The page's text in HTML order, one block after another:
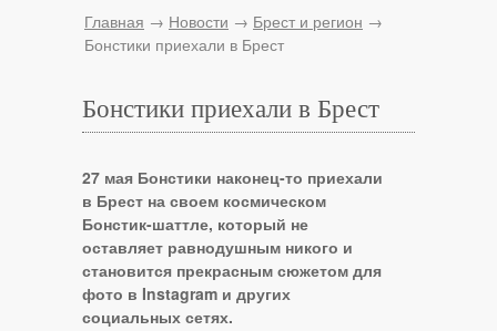
Главная → Новости → Брест и регион →
Бонстики приехали в Брест
Бонстики приехали в Брест
​27 мая Бонстики наконец-то приехали
в Брест на своем космическом
Бонстик-шаттле, который не
оставляет равнодушным никого и
становится прекрасным сюжетом для
фото в Instagram и других
социальных сетях.